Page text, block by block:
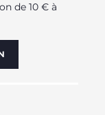
de 10 € à